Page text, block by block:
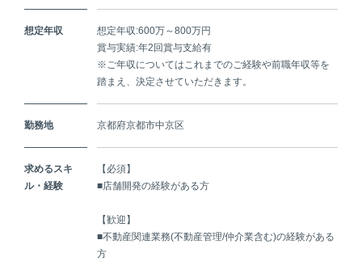
想定年収
想定年収:600万～800万円
賞与実績:年2回賞与支給有
※ご年収についてはこれまでのご経験や前職年収等を
踏まえ、決定させていただきます。
勤務地 京都府京都市中京区
求めるスキ
ル・経験
【必須】
■店舗開発の経験がある方
【歓迎】
■不動産関連業務(不動産管理/仲介業含む)の経験がある
方